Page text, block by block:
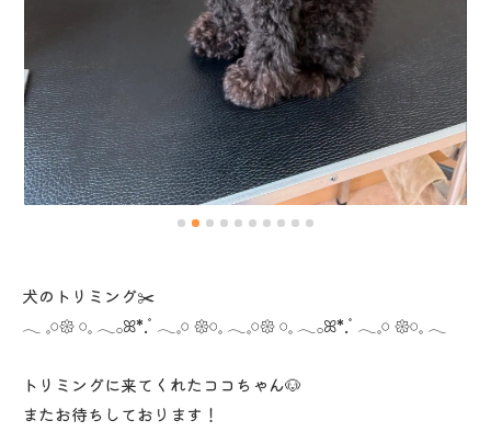
犬のトリミング✂️
𓂃 𓈒𓏸𑁍‬ 𓏸𓈒‬‬ 𓂃𓂂ꕤ*.ﾟ𓂃𓈒𓏸 𑁍‬𓏸𓈒‬‬ 𓂃𓈒𓏸𑁍‬ 𓏸𓈒‬‬ 𓂃𓂂ꕤ*.ﾟ𓂃𓈒𓏸 𑁍‬𓏸𓈒‬‬ 𓂃
トリミングに来てくれたココちゃん🐶
またお待ちしております！